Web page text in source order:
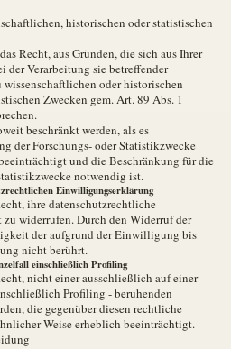
historischen oder statistischen
Recht, aus Gründen, die sich aus Ihrer
der Verarbeitung sie betreffender
oder historischen
Zwecken gem. Art. 89 Abs. 1
beschränkt werden, als es
der Forschungs- oder Statistikzwecke
und die Beschränkung für die
notwendig ist.
Einwilligungserklärung
ihre datenschutzrechtliche
widerrufen. Durch den Widerruf der
der aufgrund der Einwilligung bis
nicht berührt.
einschließlich Profiling
nicht einer ausschließlich auf einer
Profiling - beruhenden
die gegenüber diesen rechtliche
Weise erheblich beeinträchtigt.